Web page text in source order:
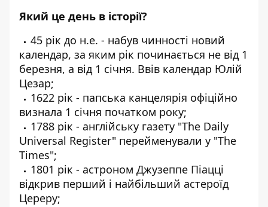
Який це день в історії?
45 рік до н.е. - набув чинності новий
календар, за яким рік починається не від 1
березня, а від 1 січня. Ввів календар Юлій
Цезар;
1622 рік - папська канцелярія офіційно
визнала 1 січня початком року;
1788 рік - англійську газету "The Daily
Universal Register" перейменували у "The
Times";
1801 рік - астроном Джузеппе Піацці
відкрив перший і найбільший астероїд
Цереру;